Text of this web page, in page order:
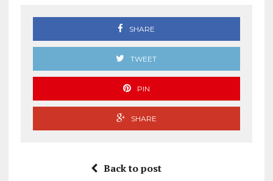
SHARE
TWEET
PIN
SHARE
Back to post